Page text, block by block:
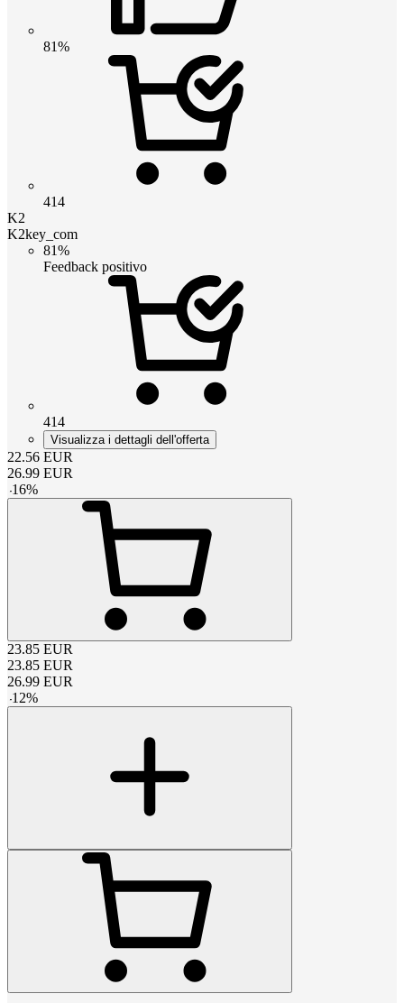
81%
414
K2
K2key_com
81%
Feedback positivo
414
Visualizza i dettagli dell'offerta
22.56 EUR
26.99 EUR
-16%
23.85 EUR
23.85 EUR
26.99 EUR
-12%